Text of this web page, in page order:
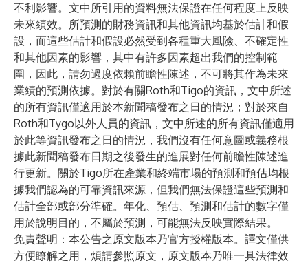
不利影響。文中所引用的資料無法保證在任何程度上反映
未來績效。所預測的財務資訊和其他資訊均基於估計和假
設，而這些估計和假設必然受到各種重大風險、不確定性
和其他因素的影響，其中有許多因素超出我們的控制範
圍，因此，請勿過度依賴前瞻性陳述，不可將其作為未來
業績的預測依據。對於有關Roth和Tigo的資訊，文中所述
的所有資訊僅適用於本新聞稿發布之日的情況；對於來自
Roth和Tygo以外人員的資訊，文中所述的所有資訊僅適用
於此等資訊發布之日的情況，我們沒有任何意圖或義務根
據此新聞稿發布日期之後發生的進展對任何前瞻性陳述進
行更新。關於Tigo所在產業和終端市場的預測和預估均根
據我們認為的可靠資訊來源，但我們無法保證這些預測和
估計全部或部分準確。年化、預估、預測和估計的數字僅
用於說明目的，不屬於預測，可能無法反映實際結果。
免責聲明：本公告之原文版本乃官方授權版本。譯文僅供
方便瞭解之用，煩請參照原文，原文版本乃唯一具法律效